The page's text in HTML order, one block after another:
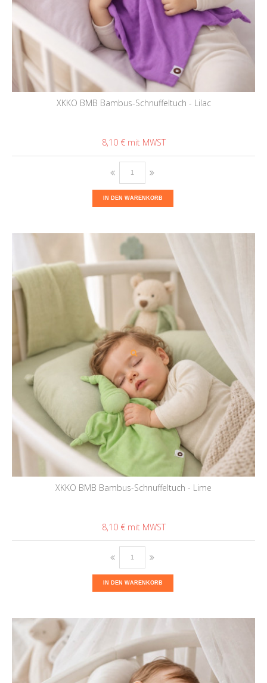
XKKO BMB Bambus-Schnuffeltuch - Lilac
8,10 €
IN DEN WARENKORB
XKKO BMB Bambus-Schnuffeltuch - Lime
8,10 €
IN DEN WARENKORB